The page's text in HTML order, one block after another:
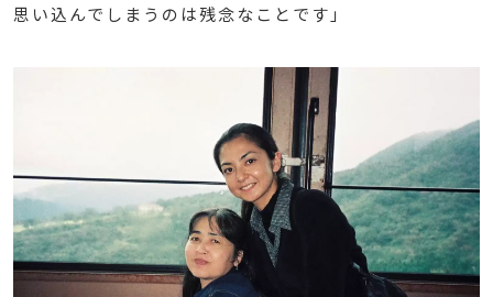
思い込んでしまうのは残念なことです」